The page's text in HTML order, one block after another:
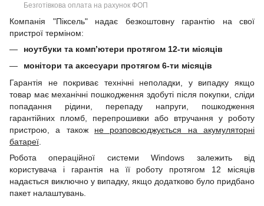
Безготівкова оплата на рахунок ФОП
Компанія "Піксель" надає безкоштовну гарантію на свої
пристрої терміном:
ноутбуки та комп’ютери протягом 12-ти місяців
монітори та аксесуари протягом 6-ти місяців
Гарантія не покриває технічні неполадки, у випадку якщо
товар має механічні пошкодження здобуті після покупки, сліди
попадання рідини, перепаду напруги, пошкодження
гарантійних пломб, перепрошивки або втручання у роботу
пристрою, а також не розповсюджується на акумуляторні
батареї
Робота операційної системи Windows залежить від
користувача і гарантія на її роботу протягом 12 місяців
надається виключно у випадку, якщо додатково було придбано
пакет налаштувань.